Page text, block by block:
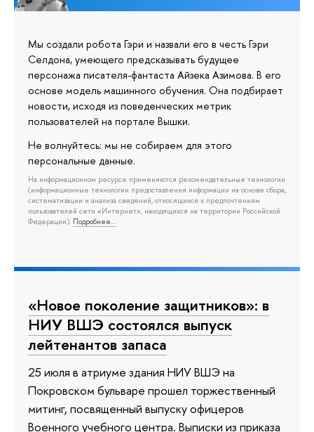
Мы создали робота Гэри и назвали его в честь Гэри
Селдона, умеющего предсказывать будущее
персонажа писателя-фантаста Айзека Азимова. В его
основе модель машинного обучения. Она подбирает
новости, исходя из поведенческих метрик
пользователей на портале Вышки.
Не волнуйтесь: мы не собираем для этого
персональные данные.
На информационном ресурсе применяются рекомендательные технологии
(информационные технологии предоставления информации на основе сбора,
систематизации и анализа сведений, относящихся к предпочтениям
пользователей сети «Интернет», находящихся на территории Российской
Федерации). Подробнее…
«Новое поколение защитников»: в
НИУ ВШЭ состоялся выпуск
лейтенантов запаса
25 июля в атриуме здания НИУ ВШЭ на
Покровском бульваре прошел торжественный
митинг, посвященный выпуску офицеров
Военного учебного центра. Выписки из приказа